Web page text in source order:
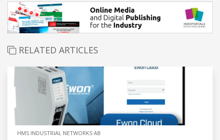
RELATED ARTICLES
HMS INDUSTRIAL NETWORKS AB